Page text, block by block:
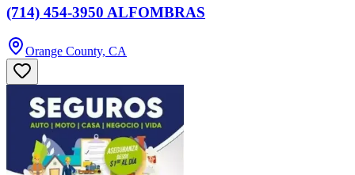
(714) 454-3950 ALFOMBRAS
Orange County, CA